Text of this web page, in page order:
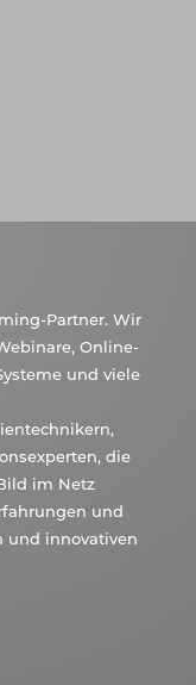
Partner. Wir
Online-
und viele
die
im Netz
und
und innovativen